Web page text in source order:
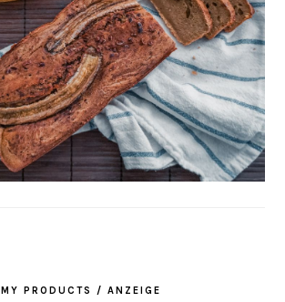
MY PRODUCTS / ANZEIGE